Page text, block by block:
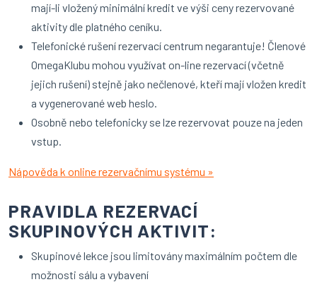
mají-li vložený minimální kredit ve výši ceny rezervované
aktivity dle platného ceníku.
Telefonické rušení rezervací centrum negarantuje! Členové
OmegaKlubu mohou využívat on-line rezervací (včetně
jejich rušení) stejně jako nečlenové, kteří mají vložen kredit
a vygenerované web heslo.
Osobně nebo telefonicky se lze rezervovat pouze na jeden
vstup.
Nápověda k online rezervačnímu systému »
PRAVIDLA REZERVACÍ
SKUPINOVÝCH AKTIVIT:
Skupinové lekce jsou limitovány maximálním počtem dle
možnosti sálu a vybavení